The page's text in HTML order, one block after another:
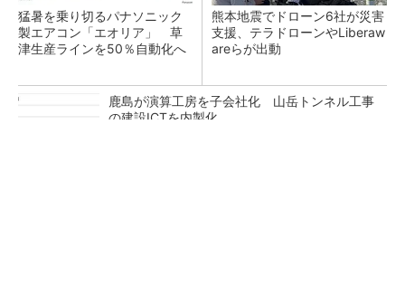
猛暑を乗り切るパナソニック
製エアコン「エオリア」 草
津生産ラインを50％自動化へ
熊本地震でドローン6社が災害
支援、テラドローンやLiberaw
areらが出動
鹿島が演算工房を子会社化 山岳トンネル工事
の建設ICTを内製化